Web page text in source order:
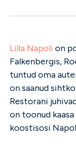
Lilla Napoli on
Falkenbergis,
tuntud oma
on saanud
Restorani
on toonud
koostisosi